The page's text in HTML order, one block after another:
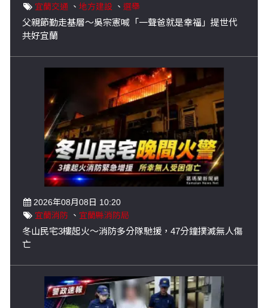
宜蘭交通 、 地方建設 、 選舉
父親節勤走基層～吳宗憲喊「一聲爸就是幸福」提世代
共好宜蘭
2026年08月08日 10:20
宜蘭消防 、 宜蘭縣消防局
冬山民宅3樓起火～消防多分隊馳援，47分鐘撲滅無人傷
亡